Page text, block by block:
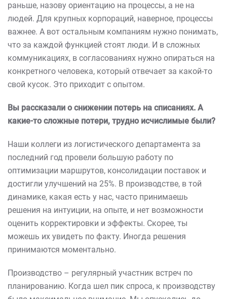
раньше, назову ориентацию на процессы, а не на
людей. Для крупных корпораций, наверное, процессы
важнее. А вот остальным компаниям нужно понимать,
что за каждой функцией стоят люди. И в сложных
коммуникациях, в согласованиях нужно опираться на
конкретного человека, который отвечает за какой-то
свой кусок. Это приходит с опытом.
Вы рассказали о снижении потерь на списаниях. А
какие-то сложные потери, трудно исчислимые были?
Наши коллеги из логистического департамента за
последний год провели большую работу по
оптимизации маршрутов, консолидации поставок и
достигли улучшений на 25%. В производстве, в той
динамике, какая есть у нас, часто принимаешь
решения на интуиции, на опыте, и нет возможности
оценить корректировки и эффекты. Скорее, ты
можешь их увидеть по факту. Иногда решения
принимаются моментально.
Производство – регулярный участник встреч по
планированию. Когда шел пик спроса, к производству